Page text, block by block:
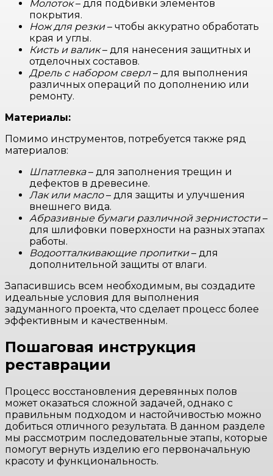
Молоток– для подбивки элементов
покрытия.
Нож для резки– чтобы аккуратно обработать
края и углы.
Кисть и валик– для нанесения защитных и
отделочных составов.
Дрель с набором сверл– для выполнения
различных операций по дополнению или
ремонту.
Материалы:
Помимо инструментов, потребуется также ряд
материалов:
Шпатлевка– для заполнения трещин и
дефектов в древесине.
Лак или масло– для защиты и улучшения
внешнего вида.
Абразивные бумаги различной зернистости–
для шлифовки поверхности на разных этапах
работы.
Водоотталкивающие пропитки– для
дополнительной защиты от влаги.
Запасившись всем необходимым, вы создадите
идеальные условия для выполнения
задуманного проекта, что сделает процесс более
эффективным и качественным.
Пошаговая инструкция
реставрации
Процесс восстановления деревянных полов
может оказаться сложной задачей, однако с
правильным подходом и настойчивостью можно
добиться отличного результата. В данном разделе
мы рассмотрим последовательные этапы, которые
помогут вернуть изделию его первоначальную
красоту и функциональность.